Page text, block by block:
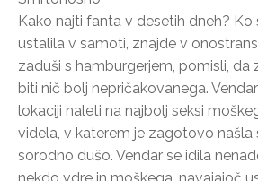
Kako najti fanta v desetih dneh? Ko
ustalila v samoti, znajde v
zaduši s hamburgerjem, pomisli, da
biti nič bolj nepričakovanega.
lokaciji naleti na najbolj seksi
videla, v katerem je zagotovo
sorodno dušo. Vendar se idila